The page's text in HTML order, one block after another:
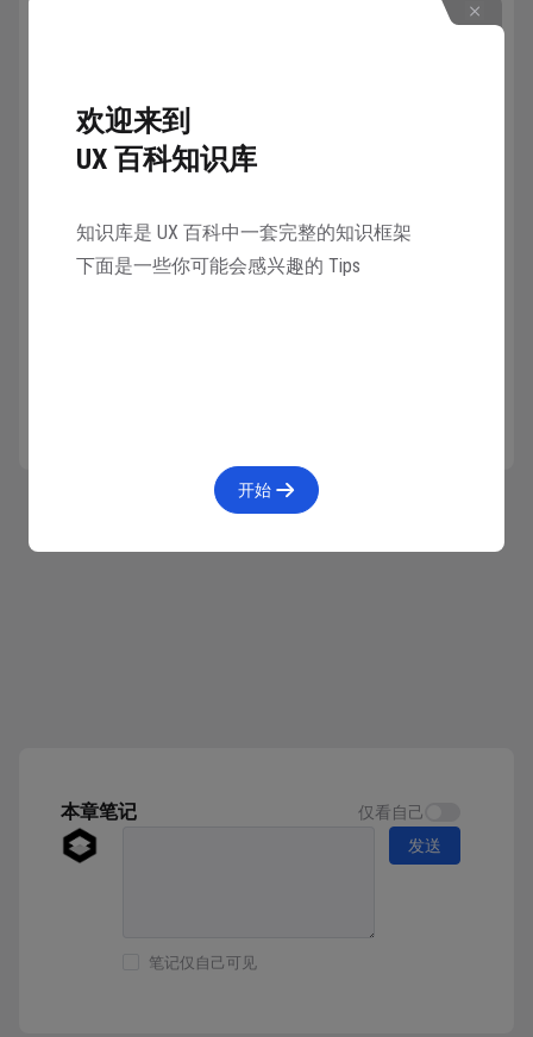
1256人在学·0条笔记
已学会
本章笔记 仅看自己
笔记仅自己可见
发送
欢迎来到
UX 百科知识库
知识库是 UX 百科中一套完整的知识框架
下面是一些你可能会感兴趣的 Tips
开始